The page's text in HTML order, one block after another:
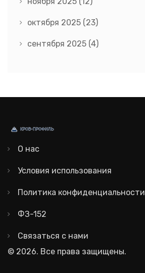
октября 2025 (23)
сентября 2025 (4)
О нас
Условия использования
Политика конфиденциальности
ФЗ-152
Связаться с нами
© 2026. Все права защищены.